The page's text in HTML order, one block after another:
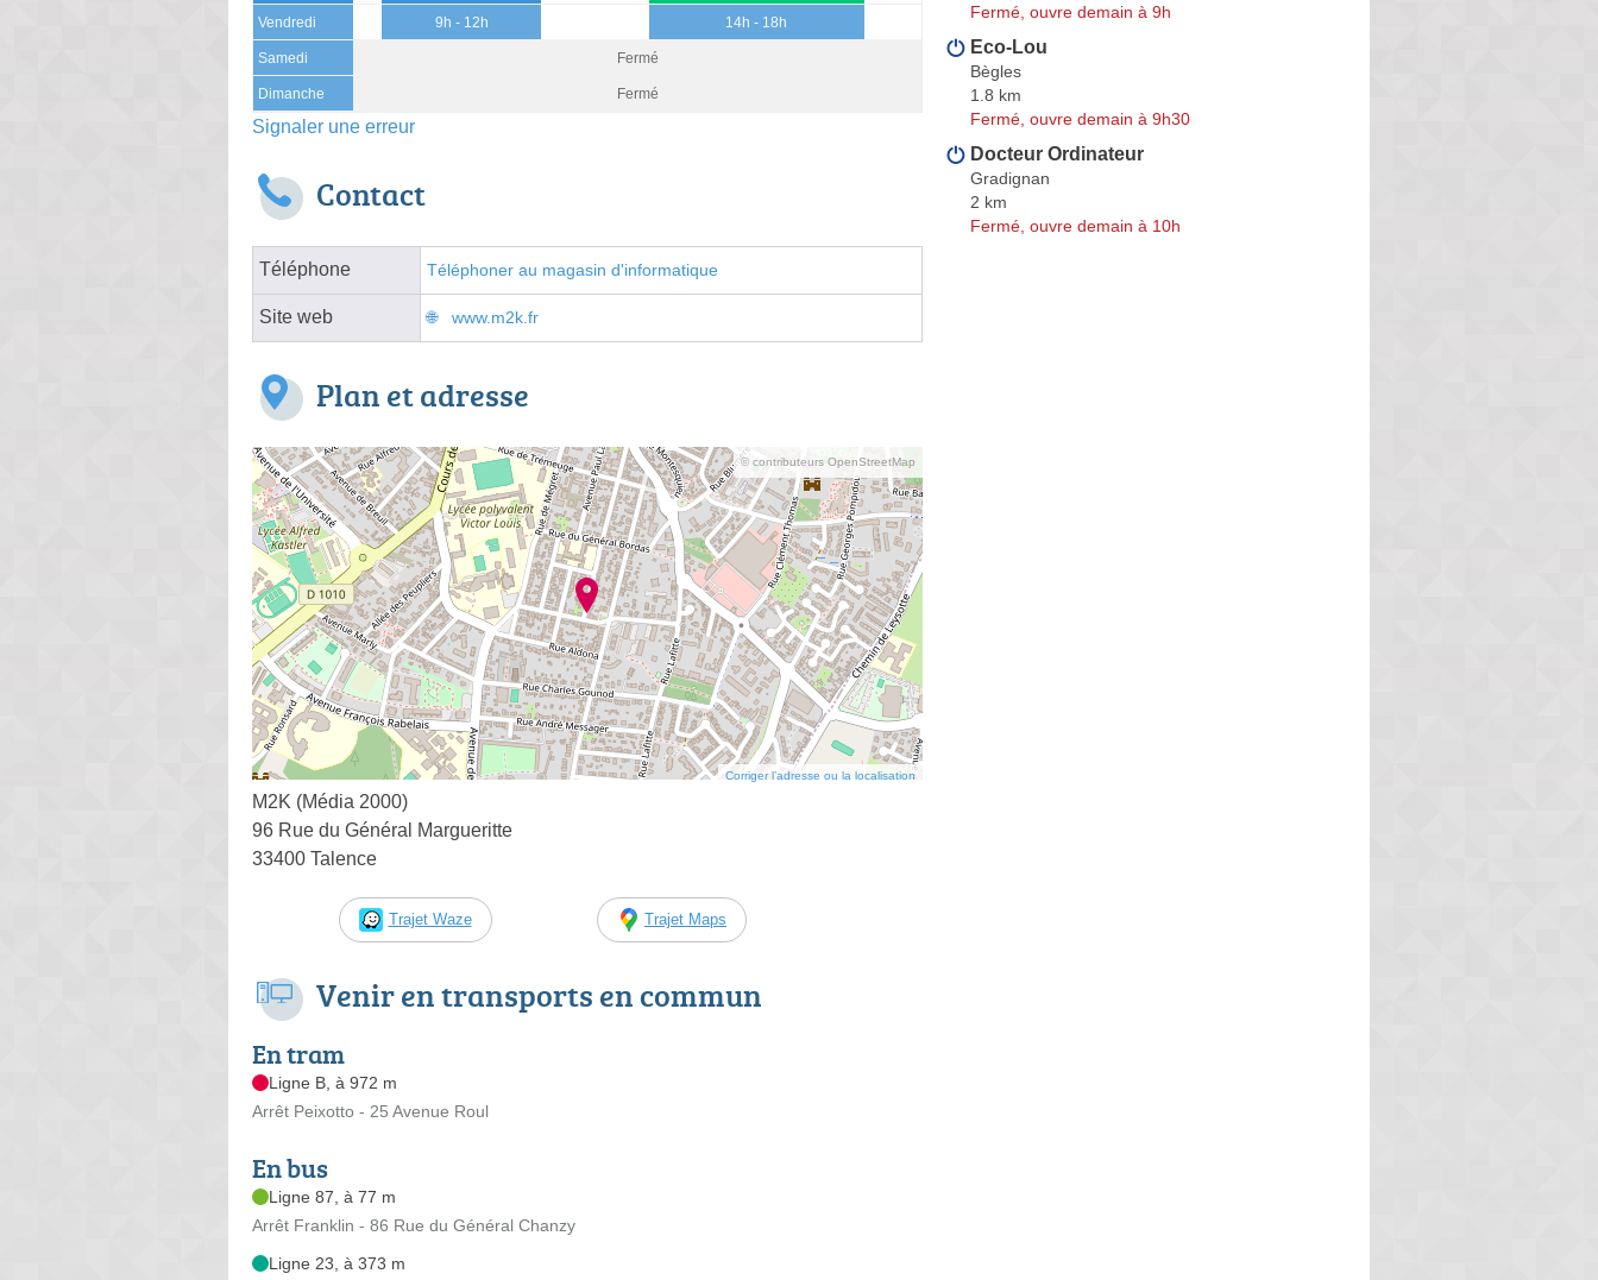
Vendredi 9h - 12h 14h - 18h
Samedi Fermé
Dimanche Fermé
Signaler une erreur
Contact
Téléphone Téléphoner au magasin d'informatique
Site web www.m2k.fr
Plan et adresse
© contributeurs OpenStreetMap
Corriger l’adresse ou la localisation
M2K (Média 2000)
96 Rue du Général Margueritte
33400 Talence
Trajet Waze Trajet Maps
Venir en transports en commun
En tram
Ligne B, à 972 m
Arrêt Peixotto - 25 Avenue Roul
En bus
Ligne 87, à 77 m
Arrêt Franklin - 86 Rue du Général Chanzy
Ligne 23, à 373 m
Fermé, ouvre demain à 9h
Eco-Lou
Bègles
1.8 km
Fermé, ouvre demain à 9h30
Docteur Ordinateur
Gradignan
2 km
Fermé, ouvre demain à 10h